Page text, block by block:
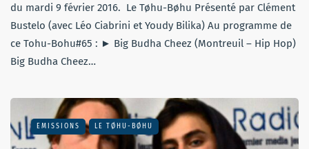
du mardi 9 février 2016. Le Tøhu-Bøhu Présenté par Clément
Bustelo (avec Léo Ciabrini et Youdy Bilika) Au programme de
ce Tohu-Bohu#65 : ► Big Budha Cheez (Montreuil – Hip Hop)
Big Budha Cheez…
EMISSIONS LE TØHU-BØHU